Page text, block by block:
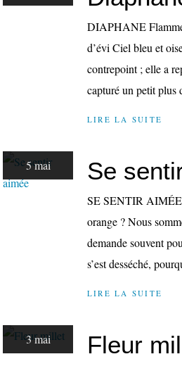
DIAPHANE
d’évi Ciel bleu et
contrepoint ; elle a
capturé un petit
LIRE LA SUITE
5 mai Se
SE SENTIR AIMÉE
orange ? Nous
demande souvent
s’est desséché,
LIRE LA SUITE
3 mai Fleur